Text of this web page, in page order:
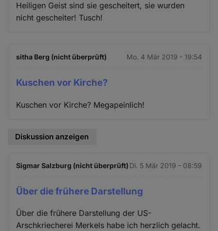
Heiligen Geist sind sie gescheitert, sie wurden
nicht gescheiter! Tusch!
sitha Berg (nicht überprüft) Mo. 4 Mär 2019 - 19:54
Kuschen vor Kirche?
Kuschen vor Kirche? Megapeinlich!
Diskussion anzeigen
Sigmar Salzburg (nicht überprüft) Di. 5 Mär 2019 - 08:59
Über die frühere Darstellung
Über die frühere Darstellung der US-
Arschkriecherei Merkels habe ich herzlich gelacht.